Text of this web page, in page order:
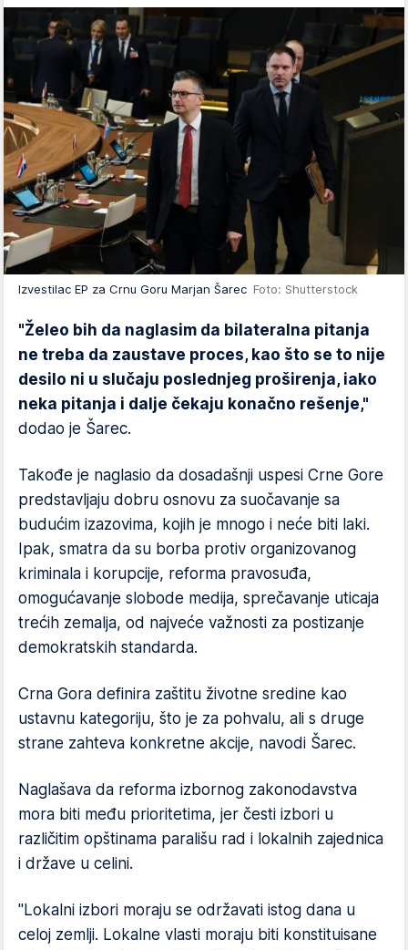
Izvestilac EP za Crnu Goru Marjan Šarec Foto: Shutterstock
"Želeo bih da naglasim da bilateralna pitanja
ne treba da zaustave proces, kao što se to nije
desilo ni u slučaju poslednjeg proširenja, iako
neka pitanja i dalje čekaju konačno rešenje,"
dodao je Šarec.
Takođe je naglasio da dosadašnji uspesi Crne Gore
predstavljaju dobru osnovu za suočavanje sa
budućim izazovima, kojih je mnogo i neće biti laki.
Ipak, smatra da su borba protiv organizovanog
kriminala i korupcije, reforma pravosuđa,
omogućavanje slobode medija, sprečavanje uticaja
trećih zemalja, od najveće važnosti za postizanje
demokratskih standarda.
Crna Gora definira zaštitu životne sredine kao
ustavnu kategoriju, što je za pohvalu, ali s druge
strane zahteva konkretne akcije, navodi Šarec.
Naglašava da reforma izbornog zakonodavstva
mora biti među prioritetima, jer česti izbori u
različitim opštinama parališu rad i lokalnih zajednica
i države u celini.
"Lokalni izbori moraju se održavati istog dana u
celoj zemlji. Lokalne vlasti moraju biti konstituisane